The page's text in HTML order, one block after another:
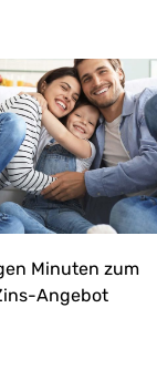
Minuten zum
Angebot